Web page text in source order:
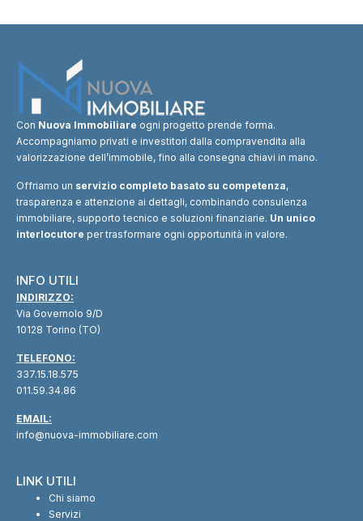
Con Nuova Immobiliare ogni progetto prende forma.
Accompagniamo privati e investitori dalla compravendita alla
valorizzazione dell’immobile, fino alla consegna chiavi in mano.
Offriamo un servizio completo basato su competenza,
trasparenza e attenzione ai dettagli, combinando consulenza
immobiliare, supporto tecnico e soluzioni finanziarie. Un unico
interlocutore per trasformare ogni opportunità in valore.
INFO UTILI
INDIRIZZO:
Via Governolo 9/D
10128 Torino (TO)
TELEFONO:
337.15.18.575
011.59.34.86
EMAIL:
info@nuova-immobiliare.com
LINK UTILI
Chi siamo
Servizi